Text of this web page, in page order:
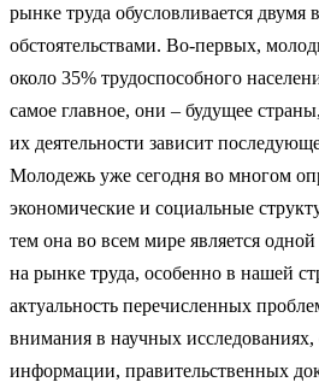
рынке труда обусловливается
обстоятельствами. Во-первых,
около 35% трудоспособного
самое главное, они – будущее
их деятельности зависит
Молодежь уже сегодня во многом
экономические и социальные
тем она во всем мире является
на рынке труда, особенно в нашей
актуальность перечисленных
внимания в научных исследованиях,
информации, правительственных